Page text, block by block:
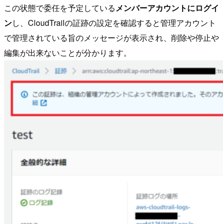
この状態で委任を予定しているメンバーアカウントにログイ
ンし、CloudTrailの証跡の設定を確認すると管理アカウント
で管理されている旨のメッセージが表示され、削除や停止や
編集が出来ないことが分かります。